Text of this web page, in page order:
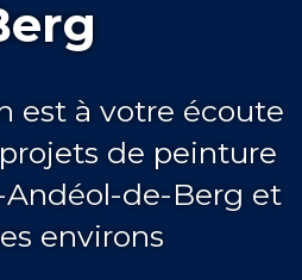
est à votre écoute
de peinture
de-Berg et
environs